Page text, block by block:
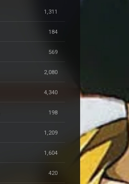
1,311
184
569
2,080
4,340
198
1,209
1,604
420